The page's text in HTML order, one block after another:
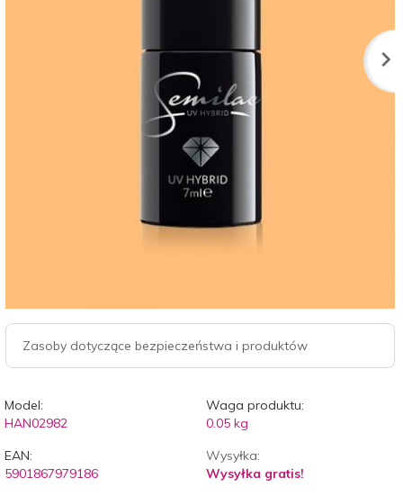
Zasoby dotyczące bezpieczeństwa i produktów
Model:
HAN02982
Waga produktu:
0.05 kg
EAN:
5901867979186
Wysyłka:
Wysyłka gratis!